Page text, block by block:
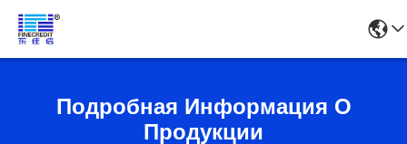
Подробная Информация О
Продукции